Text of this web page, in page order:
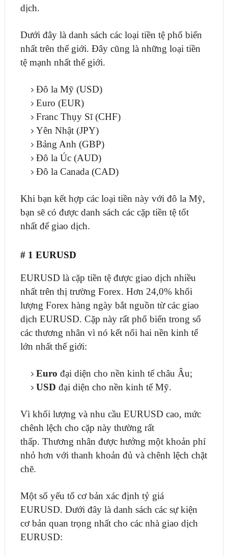
dịch.
Dưới đây là danh sách các loại tiền tệ phổ biến
nhất trên thế giới. Đây cũng là những loại tiền
tệ mạnh nhất thế giới.
Đô la Mỹ (USD)
Euro (EUR)
Franc Thụy Sĩ (CHF)
Yên Nhật (JPY)
Bảng Anh (GBP)
Đô la Úc (AUD)
Đô la Canada (CAD)
Khi bạn kết hợp các loại tiền này với đô la Mỹ,
bạn sẽ có được danh sách các cặp tiền tệ tốt
nhất để giao dịch.
# 1 EURUSD
EURUSD là cặp tiền tệ được giao dịch nhiều
nhất trên thị trường Forex. Hơn 24,0% khối
lượng Forex hàng ngày bắt nguồn từ các giao
dịch EURUSD. Cặp này rất phổ biến trong số
các thương nhân vì nó kết nối hai nền kinh tế
lớn nhất thế giới:
Euro đại diện cho nền kinh tế châu Âu;
USD đại diện cho nền kinh tế Mỹ.
Vì khối lượng và nhu cầu EURUSD cao, mức
chênh lệch cho cặp này thường rất
thấp. Thương nhân được hưởng một khoản phí
nhỏ hơn với thanh khoản đủ và chênh lệch chặt
chẽ.
Một số yếu tố cơ bản xác định tỷ giá
EURUSD. Dưới đây là danh sách các sự kiện
cơ bản quan trọng nhất cho các nhà giao dịch
EURUSD: